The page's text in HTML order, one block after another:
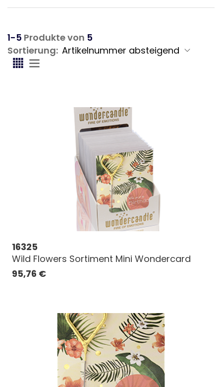
1-5 Produkte von 5
Sortierung:
16325
Wild Flowers Sortiment Mini Wondercard
95,76 €